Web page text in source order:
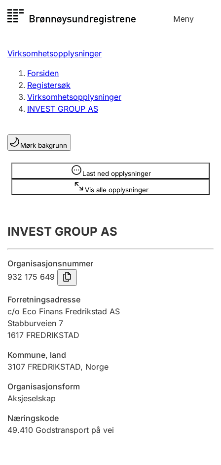
til
Meny
Registersøk
Aksjeselskap
Enkeltpersonforetak
Registrere, endre, slette
Lag og forening
Registrere, endre, slette
Årsregnskap
Innsending og forsinkelsesgebyr
Tinglysing
Jeger
Betaling og jegeravgiftskort
Ektepaktveileder
Virksomhetsopplysninger
Forsiden
Registersøk
Virksomhetsopplysninger
INVEST GROUP AS
Mørk bakgrunn
Last ned opplysninger
Vis alle opplysninger
Opplysninger er skjult
INVEST GROUP AS
Organisasjonsnummer
932 175 649
Forretningsadresse
c/o Eco Finans Fredrikstad AS
Stabburveien 7
1617 FREDRIKSTAD
Kommune, land
3107 FREDRIKSTAD, Norge
Organisasjonsform
Aksjeselskap
Næringskode
49.410 Godstransport på vei